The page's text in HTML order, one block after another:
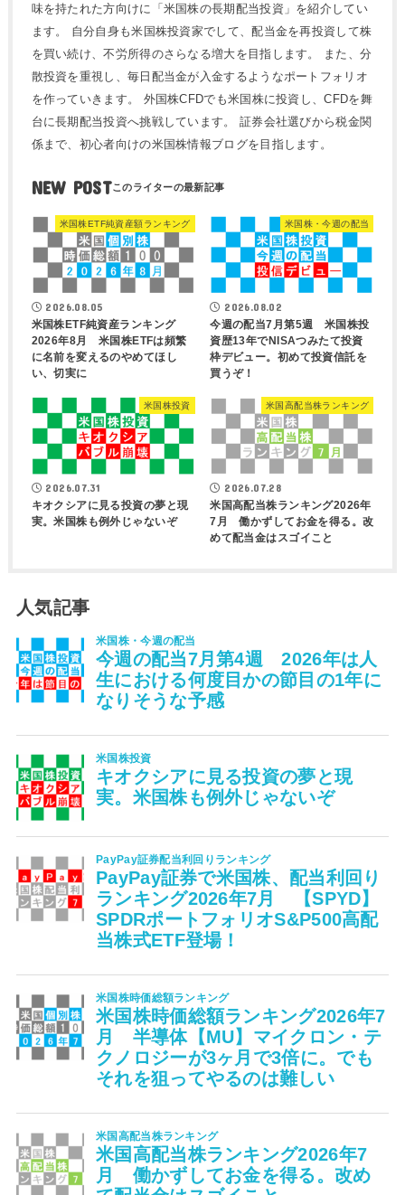
味を持たれた方向けに「米国株の長期配当投資」を紹介してい
ます。 自分自身も米国株投資家でして、配当金を再投資して株
を買い続け、不労所得のさらなる増大を目指します。 また、分
散投資を重視し、毎日配当金が入金するようなポートフォリオ
を作っていきます。 外国株CFDでも米国株に投資し、CFDを舞
台に長期配当投資へ挑戦しています。 証券会社選びから税金関
係まで、初心者向けの米国株情報ブログを目指します。
NEW POST
米国株ETF純資産額ランキング
2026.08.05
米国株ETF純資産ランキング
2026年8月 米国株ETFは頻繁
に名前を変えるのやめてほし
い、切実に
米国株・今週の配当
2026.08.02
今週の配当7月第5週 米国株投
資歴13年でNISAつみたて投資
枠デビュー。初めて投資信託を
買うぞ！
米国株投資
2026.07.31
キオクシアに見る投資の夢と現
実。米国株も例外じゃないぞ
米国高配当株ランキング
2026.07.28
米国高配当株ランキング2026年
7月 働かずしてお金を得る。改
めて配当金はスゴイこと
人気記事